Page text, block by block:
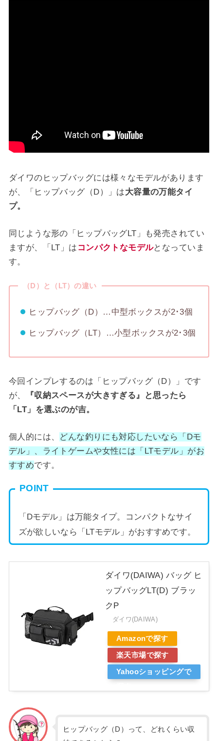
ダイワのヒップバッグには様々なモデルがあります
が、「ヒップバッグ（D）」は大容量の万能タイ
プ。
同じような形の「ヒップバッグLT」も発売されてい
ますが、「LT」は コンパクトなモデルとなっていま
す。
（D）と（LT）の違い
ヒップバッグ（D）…中型ボックスが2･3個
ヒップバッグ（LT）…小型ボックスが2･3個
今回インプレするのは「ヒップバッグ（D）」です
が、
『収納スペースが大きすぎる』と思ったら
「LT」を選ぶのが吉。
個人的には、 どんな釣りにも対応したいなら「Dモ
デル」、ライトゲームや女性には「LTモデル」 がお
すすめです。
POINT
「Dモデル」は万能タイプ。コンパクトなサイ
ズが欲しいなら「LTモデル」がおすすめです。
ダイワ(DAIWA) バッグ ヒ
ップバッグLT(D) ブラッ
クP
ダイワ(DAIWA)
Amazonで探す
楽天市場で探す
Yahooショッピングで
ヒップバッグ（D）って、どれくらい収